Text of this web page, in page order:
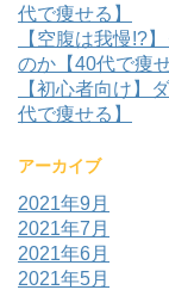
代で痩せる】
【空腹は我慢!?
のか【40代で痩せ
【初心者向け】
代で痩せる】
アーカイブ
2021年9月
2021年7月
2021年6月
2021年5月